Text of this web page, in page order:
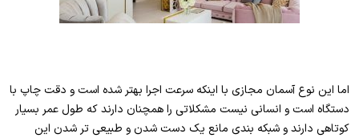
اما این نوع آسمان مجازی با اینکه سرعت اجرا بهتر شده است و دقت چاپ با
دستگاه است و انسانی نیست مشکلاتی را همچنان دارند که طول عمر بسیار
کوتاهی دارند و شبکه بندی مانع یک دست شدن و طبیعی تر شدن این